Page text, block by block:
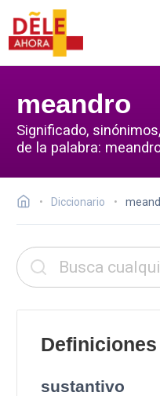
meandro
Significado,
de la palabra:
Diccionario
Definiciones
sustantivo